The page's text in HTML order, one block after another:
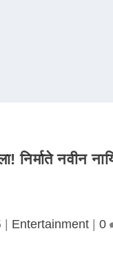
निर्माते नवीन
Entertainment |0